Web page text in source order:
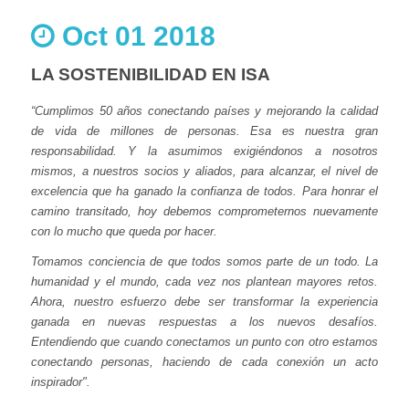
Oct 01 2018
LA SOSTENIBILIDAD EN ISA
“Cumplimos 50 años conectando países y mejorando la calidad
de vida de millones de personas. Esa es nuestra gran
responsabilidad. Y la asumimos exigiéndonos a nosotros
mismos, a nuestros socios y aliados, para alcanzar, el nivel de
excelencia que ha ganado la confianza de todos. Para honrar el
camino transitado, hoy debemos comprometernos nuevamente
con lo mucho que queda por hacer.
Tomamos conciencia de que todos somos parte de un todo. La
humanidad y el mundo, cada vez nos plantean mayores retos.
Ahora, nuestro esfuerzo debe ser transformar la experiencia
ganada en nuevas respuestas a los nuevos desafíos.
Entendiendo que cuando conectamos un punto con otro estamos
conectando personas, haciendo de cada conexión un acto
inspirador".